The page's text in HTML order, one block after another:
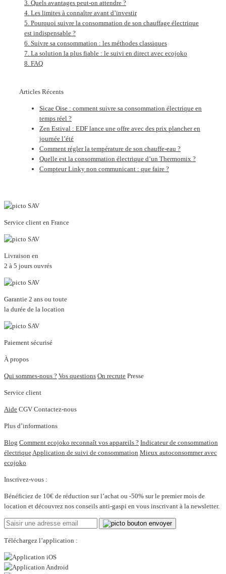
Quels avantages peut-on attendre ?
Les limites à connaître avant d’investir
Pourquoi suivre la consommation de son chauffage électrique
est indispensable ?
Suivre sa consommation : les méthodes classiques
La solution la plus fiable : le suivi en direct avec ecojoko
FAQ
Articles Récents
Sicae Oise : comment suivre sa consommation électrique en
temps réel ?
Zen Estival : EDF lance une offre avec des prix plancher en
journée l’été
Comment régler la température de son chauffe-eau ?
Quelle est la consommation électrique d’un Thermomix ?
Compteur Linky non communicant : que faire ?
Service client en France
Livraison en
2 à 5 jours ouvrés
Garantie 2 ans ou toute
la durée de la location
Paiement sécurisé
À propos
Qui sommes-nous ? Vos questions On recrute Presse
Service client
Aide CGV Contactez-nous
Plus d’informations
Blog Comment ecojoko reconnaît vos appareils ? Indicateur de consommation
électrique Application de suivi de consommation Mieux autoconsommer avec
ecojoko
Inscrivez-vous :
Bénéficiez de 10€ de réduction sur l’achat ou -50% sur le premier mois de
location et découvrez nos conseils anti-gaspi en vous inscrivant à la newsletter.
Téléchargez l’application :